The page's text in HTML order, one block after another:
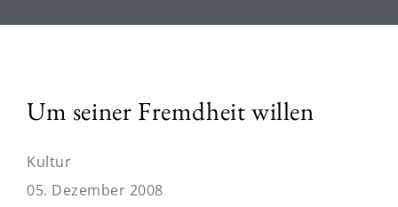
Um seiner Fremdheit willen
Kultur
05. Dezember 2008